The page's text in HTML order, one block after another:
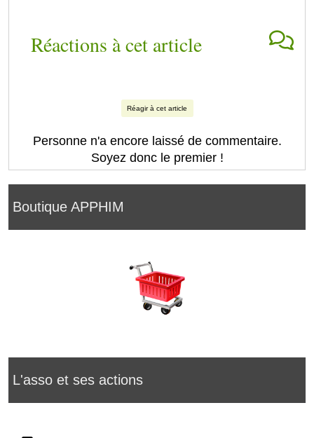
Boutique APPHIM
L'asso et ses actions
Réactions à cet article
Réagir à cet article
Personne n'a encore laissé de commentaire.
Soyez donc le premier !